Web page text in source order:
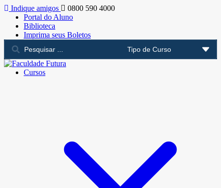
Indique amigos
0800 590 4000
Portal do Aluno
Biblioteca
Imprima seus Boletos
Cursos